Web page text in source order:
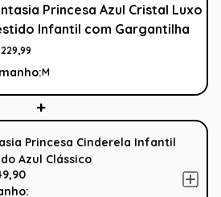
Princesa Azul Cristal Luxo
Infantil com Gargantilha
229,99
M
Princesa Cinderela Infantil
Azul Clássico